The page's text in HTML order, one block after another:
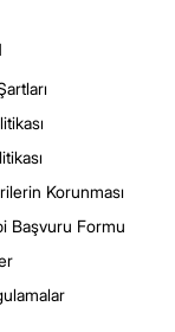
Korunması
Başvuru Formu